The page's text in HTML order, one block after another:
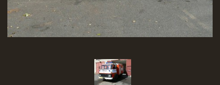
SBĚR VYSLOUŽILÉHO ELEKTROZAŘÍZENÍ